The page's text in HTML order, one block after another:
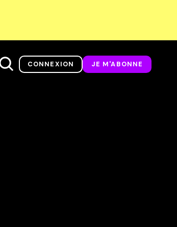
CONNEXION JE M'ABONNE